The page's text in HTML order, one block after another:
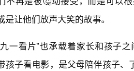
是让他们放声大笑的故事。
一看片”也承载着家长和孩子
孩子看电影，是父母陪伴孩子